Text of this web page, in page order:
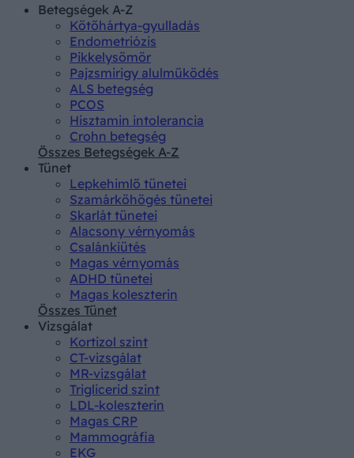
Betegségek A-Z
Kötőhártya-gyulladás
Endometriózis
Pikkelysömör
Pajzsmirigy alulműködés
ALS betegség
PCOS
Hisztamin intolerancia
Crohn betegség
Összes Betegségek A-Z
Tünet
Lepkehimlő tünetei
Szamárköhögés tünetei
Skarlát tünetei
Alacsony vérnyomás
Csalánkiütés
Magas vérnyomás
ADHD tünetei
Magas koleszterin
Összes Tünet
Vizsgálat
Kortizol szint
CT-vizsgálat
MR-vizsgálat
Triglicerid szint
LDL-koleszterin
Magas CRP
Mammográfia
EKG